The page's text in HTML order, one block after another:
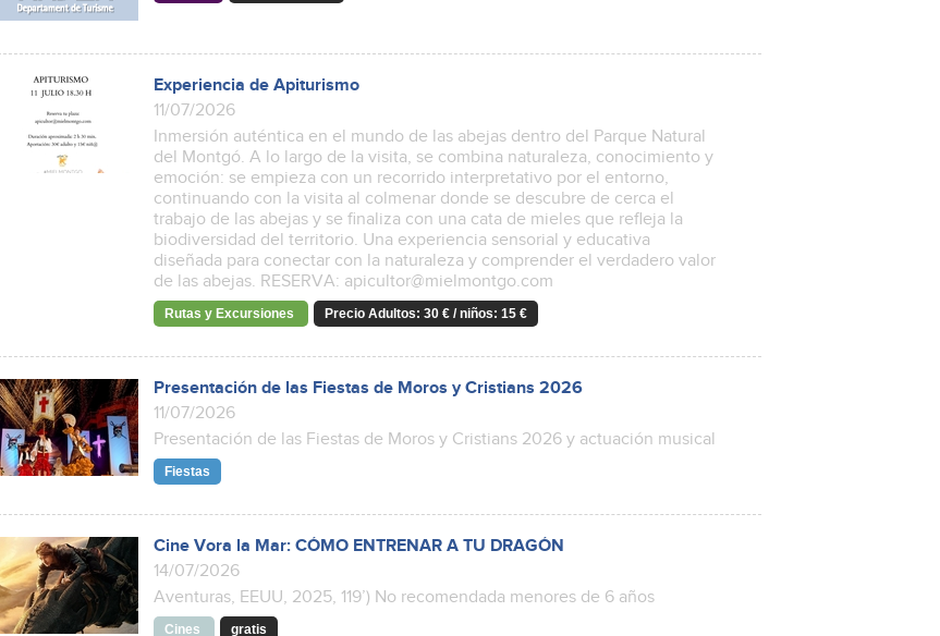
Experiencia de Apiturismo
11/07/2026
Inmersión auténtica en el mundo de las abejas dentro del Parque Natural
del Montgó. A lo largo de la visita, se combina naturaleza, conocimiento y
emoción: se empieza con un recorrido interpretativo por el entorno,
continuando con la visita al colmenar donde se descubre de cerca el
trabajo de las abejas y se finaliza con una cata de mieles que refleja la
biodiversidad del territorio. Una experiencia sensorial y educativa
diseñada para conectar con la naturaleza y comprender el verdadero valor
de las abejas. RESERVA: apicultor@mielmontgo.com
Rutas y Excursiones Precio Adultos: 30 € / niños: 15 €
Presentación de las Fiestas de Moros y Cristians 2026
11/07/2026
Presentación de las Fiestas de Moros y Cristians 2026 y actuación musical
Fiestas
Cine Vora la Mar: CÓMO ENTRENAR A TU DRAGÓN
14/07/2026
Aventuras, EEUU, 2025, 119’) No recomendada menores de 6 años
Cines gratis